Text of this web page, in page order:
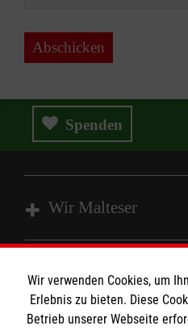
Abschicken
Spenden
Wir Malteser
Angebote und Leistungen
Unsere Kurse
Informationen
Wir verwenden Cookies, um
Erlebnis zu bieten. Diese
Betrieb unserer Webseite